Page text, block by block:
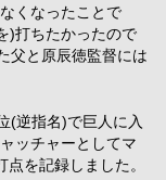
くなったことで
)打ちたかったので
父と原辰徳監督には
(逆指名)で巨人に入
ッチャーとしてマ
を記録しました。